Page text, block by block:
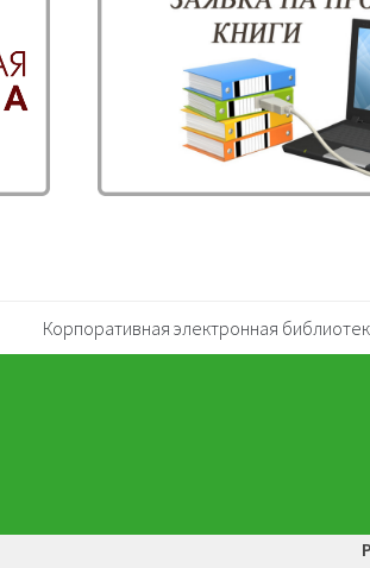
Корпоративная электронная